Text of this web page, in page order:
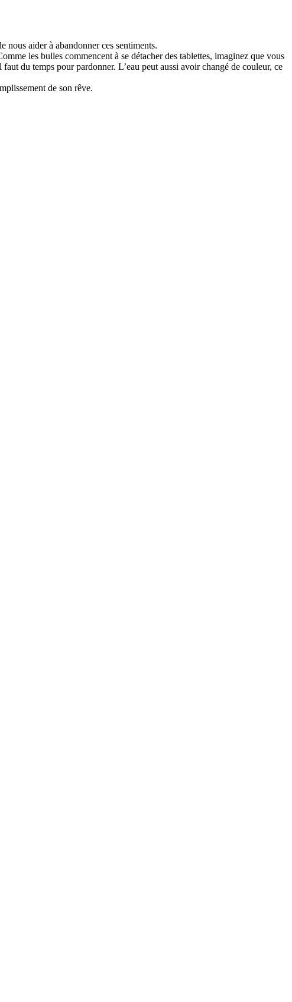
nous aider à abandonner ces sentiments.
les bulles commencent à se détacher des tablettes, imaginez que vous
du temps pour pardonner. L’eau peut aussi avoir changé de couleur, ce
de son rêve.